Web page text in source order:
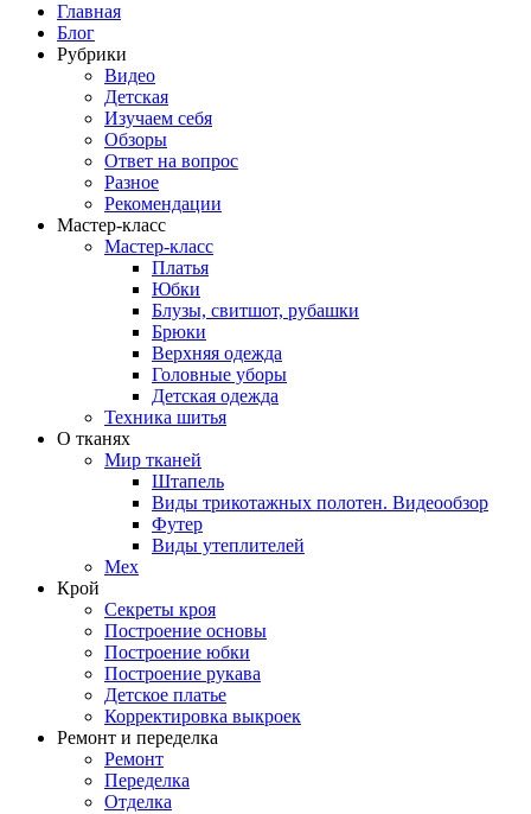
Главная
Блог
Рубрики
Видео
Детская
Изучаем себя
Обзоры
Ответ на вопрос
Разное
Рекомендации
Мастер-класс
Мастер-класс
Платья
Юбки
Блузы, свитшот, рубашки
Брюки
Верхняя одежда
Головные уборы
Детская одежда
Техника шитья
О тканях
Мир тканей
Штапель
Виды трикотажных полотен. Видеообзор
Футер
Виды утеплителей
Мех
Крой
Секреты кроя
Построение основы
Построение юбки
Построение рукава
Детское платье
Корректировка выкроек
Ремонт и переделка
Ремонт
Переделка
Отделка